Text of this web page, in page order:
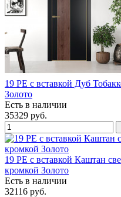
19 PE с вставкой Дуб
Золото
Есть в наличии
35329 руб.
19 PE с вставкой Каштан
кромкой Золото
Есть в наличии
32116 руб.